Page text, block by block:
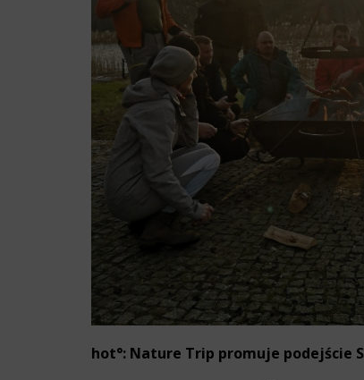
hot°: Nature Trip promuje podejście